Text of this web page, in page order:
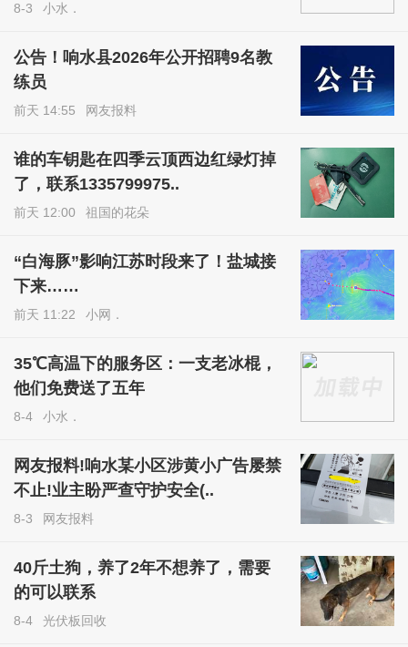
8-3 小水．
公告！响水县2026年公开招聘9名教
练员
前天 14:55 网友报料
谁的车钥匙在四季云顶西边红绿灯掉
了，联系1335799975..
前天 12:00 祖国的花朵
“白海豚”影响江苏时段来了！盐城接
下来……
前天 11:22 小网．
35℃高温下的服务区：一支老冰棍，
他们免费送了五年
8-4 小水．
网友报料!响水某小区涉黄小广告屡禁
不止!业主盼严查守护安全(..
8-3 网友报料
40斤土狗，养了2年不想养了，需要
的可以联系
8-4 光伏板回收